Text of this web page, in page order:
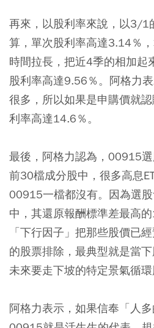
再來，以股利率來說，以3/1
算，單次股利率高達3.14％
時間拉長，把近4季的相加起
股利率高達9.56％。阿格力
很多，所以如果是申購價就
利率高達14.6％。
最後，阿格力認為，00915
前30檔成分股中，很多高息
00915一檔都沒有。因為選
中，其還原報酬標準差最高
「下行因子」把那些股價已
的股票排除，最典型就是當
未來要走下坡的特定景氣循環
阿格力表示，如果信奉「人